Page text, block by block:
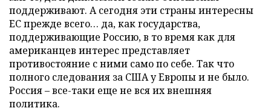
поддерживают. А сегодня эти страны интересны
ЕС прежде всего… да, как государства,
поддерживающие Россию, в то время как для
американцев интерес представляет
противостояние с ними само по себе. Так что
полного следования за США у Европы и не было.
Россия – все-таки еще не вся их внешняя
политика.